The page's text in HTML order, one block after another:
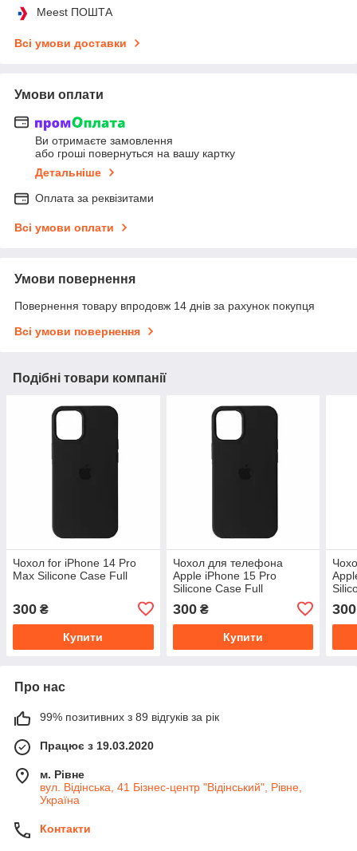
Meest ПОШТА
Всі умови доставки
Умови оплати
Ви отримаєте замовлення
або гроші повернуться на вашу картку
Детальніше
Оплата за реквізитами
Всі умови оплати
Умови повернення
Повернення товару впродовж 14 днів за рахунок покупця
Всі умови повернення
Подібні товари компанії
Чохол for iPhone 14 Pro
Max Silicone Case Full
300 ₴
Купити
Чохол для телефона
Apple iPhone 15 Pro
Silicone Case Full
300₴
Купити
300
Про нас
99% позитивних з 89 відгуків за рік
Працює з 19.03.2020
м. Рівне
вул. Відінська, 41 Бізнес-центр "Відінський", Рівне,
Україна
Контакти